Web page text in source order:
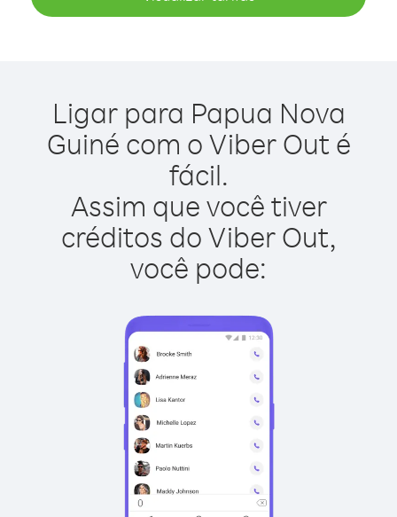
Ligar para Papua Nova
Guiné com o Viber Out é
fácil.
Assim que você tiver
créditos do Viber Out,
você pode: